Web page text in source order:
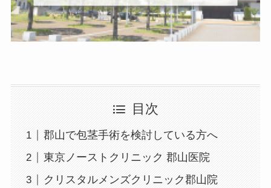
目次
郡山で包茎手術を検討している方へ
東京ノーストクリニック 郡山医院
クリスタルメンズクリニック郡山院